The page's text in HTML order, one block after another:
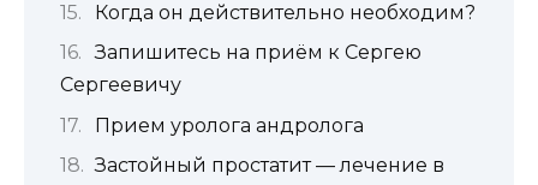
Когда он действительно необходим?
Запишитесь на приём к Сергею
Сергеевичу
Прием уролога андролога
Застойный простатит — лечение в